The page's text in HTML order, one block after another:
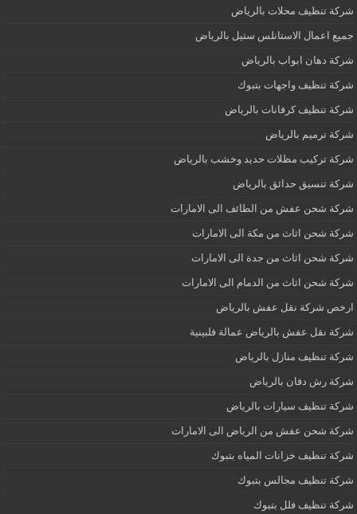
شركة تنظيف محلات بالرياض
جميع اعمال الاستانلس ستيل بالرياض
شركة دهان ابواب بالرياض
شركة تنظيف واجهات بتبوك
شركة تنظيف كرفانات بالرياض
شركة ترميم بالرياض
شركة تركيب مظلات حديد وخشب بالرياض
شركة تنسيق حدائق بالرياض
شركة شحن عفش من الطائف الى الامارات
شركة شحن اثاث من مكة الى الامارات
شركة شحن اثاث من جدة الى الامارات
شركة شحن اثاث من الدمام الى الامارات
ارخص شركة نقل عفش بالرياض
شركة نقل عفش بالرياض عمالة فلبينية
شركة تنظيف منازل بالرياض
شركة رش دفان بالرياض
شركة تنظيف سيارات بالرياض
شركة شحن عفش من الرياض الى الامارات
شركة تنظيف خزانات المياه بتبوك
شركة تنظيف مجالس بتبوك
شركة تنظيف فلل بتبوك